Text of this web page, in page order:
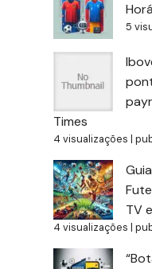
5
Times
4 visualizações |
TV
4 visualizações |